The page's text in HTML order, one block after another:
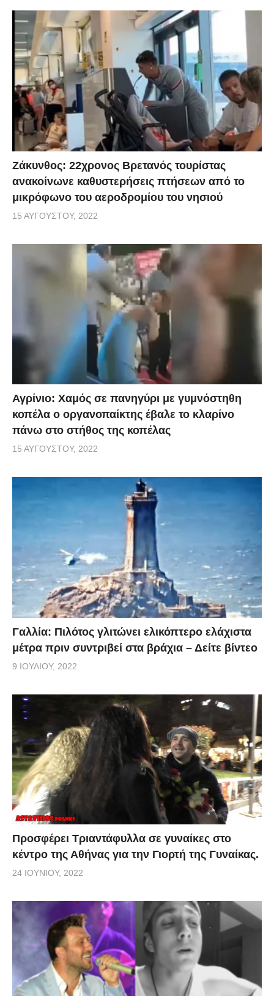
Ζάκυνθος: 22χρονος Βρετανός τουρίστας
ανακοίνωνε καθυστερήσεις πτήσεων από το
μικρόφωνο του αεροδρομίου του νησιού
15 ΑΥΓΟΎΣΤΟΥ, 2022
Αγρίνιο: Χαμός σε πανηγύρι με γυμνόστηθη
κοπέλα ο οργανοπαίκτης έβαλε το κλαρίνο
πάνω στο στήθος της κοπέλας
15 ΑΥΓΟΎΣΤΟΥ, 2022
Γαλλία: Πιλότος γλιτώνει ελικόπτερο ελάχιστα
μέτρα πριν συντριβεί στα βράχια – Δείτε βίντεο
9 ΙΟΥΛΊΟΥ, 2022
Προσφέρει Τριαντάφυλλα σε γυναίκες στο
κέντρο της Αθήνας για την Γιορτή της Γυναίκας.
24 ΙΟΥΝΊΟΥ, 2022